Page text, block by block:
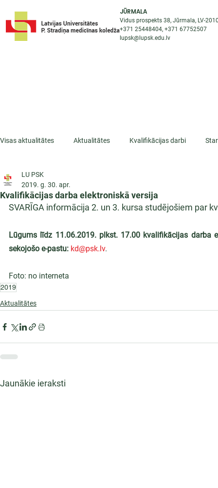
JŪRMALA
Vidus prospekts 38, Jūrmala, LV-
+371 25448404, +371 67752507
lupsk@lupsk.edu.lv
Visas aktualitātes Aktualitātes Kvalifikācijas darbi
ESF projekti
Kvalifikācijas darba elektroniskā versija
LU PSK
2019. g. 30. apr.
SVARĪGA informācija 2. un 3. kursa studējošiem par
Lūgums līdz 11.06.2019. plkst. 17.00 kvalifikācijas darba
sekojošo e-pastu: kd@psk.lv.
Foto: no interneta
2019
Aktualitātes
Jaunākie ieraksti